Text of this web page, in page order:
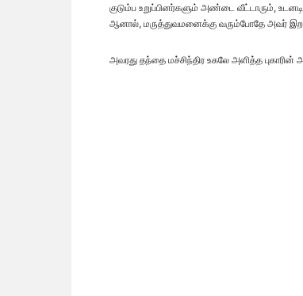
குடும்ப உறுப்பினர்களும் அண்டை வீட்டாரும்,
ஆனால், மருத்துவமனைக்கு வரும்போதே அவர்
அவரது தந்தை மச்சிந்திர உகலே அளித்த புகாரின்